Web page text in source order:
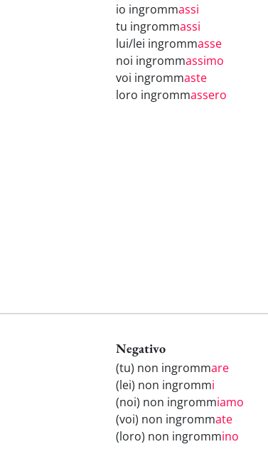
io ingrommassi
tu ingrommassi
lui/lei ingrommasse
noi ingrommassimo
voi ingrommaste
loro ingrommassero
Negativo
(tu) non ingrommare
(lei) non ingrommi
(noi) non ingrommiamo
(voi) non ingrommate
(loro) non ingrommino